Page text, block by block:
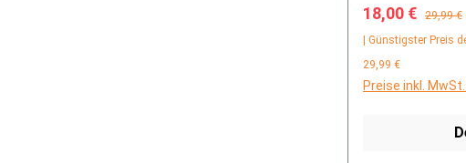
18,00 € 29,99 €
| Günstigster Preis
29,99 €
Preise inkl.